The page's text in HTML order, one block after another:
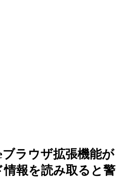
ラウザ拡張機能が
報を読み取ると警